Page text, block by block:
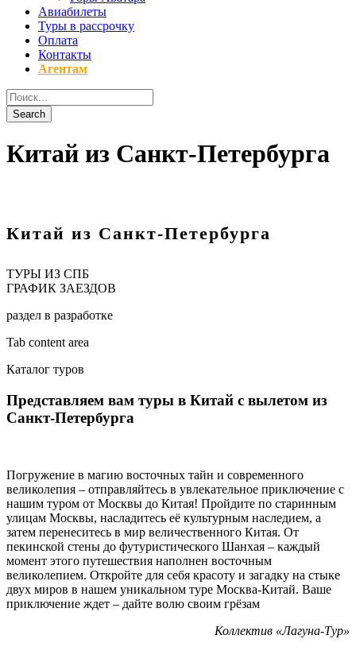
Авиабилеты
Туры в рассрочку
Оплата
Контакты
Агентам
Китай из Санкт-Петербурга
Китай из Санкт-Петербурга
ТУРЫ ИЗ СПБ
ГРАФИК ЗАЕЗДОВ
раздел в разработке
Tab content area
Каталог туров
Представляем вам туры в Китай с вылетом из
Санкт-Петербурга
Погружение в магию восточных тайн и современного
великолепия – отправляйтесь в увлекательное приключение с
нашим туром от Москвы до Китая! Пройдите по старинным
улицам Москвы, насладитесь её культурным наследием, а
затем перенеситесь в мир величественного Китая. От
пекинской стены до футуристического Шанхая – каждый
момент этого путешествия наполнен восточным
великолепием. Откройте для себя красоту и загадку на стыке
двух миров в нашем уникальном туре Москва-Китай. Ваше
приключение ждет – дайте волю своим грёзам
Коллектив «Лагуна-Тур»